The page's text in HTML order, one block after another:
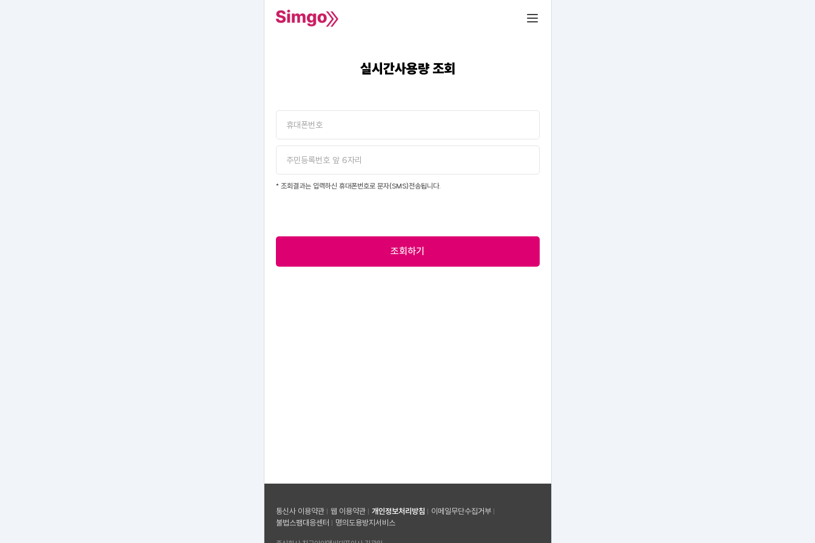
실시간사용량 조회
* 조회결과는 입력하신 휴대폰번호로 문자(SMS)전송됩니다.
조회하기
통신사 이용약관 웹 이용약관 개인정보처리방침
이메일무단수집거부
불법스팸대응센터
명의도용방지서비스